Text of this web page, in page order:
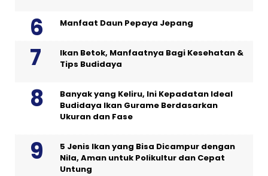
Manfaat Daun Pepaya Jepang
Ikan Betok, Manfaatnya Bagi Kesehatan &
Tips Budidaya
Banyak yang Keliru, Ini Kepadatan Ideal
Budidaya Ikan Gurame Berdasarkan
Ukuran dan Fase
5 Jenis Ikan yang Bisa Dicampur dengan
Nila, Aman untuk Polikultur dan Cepat
Untung